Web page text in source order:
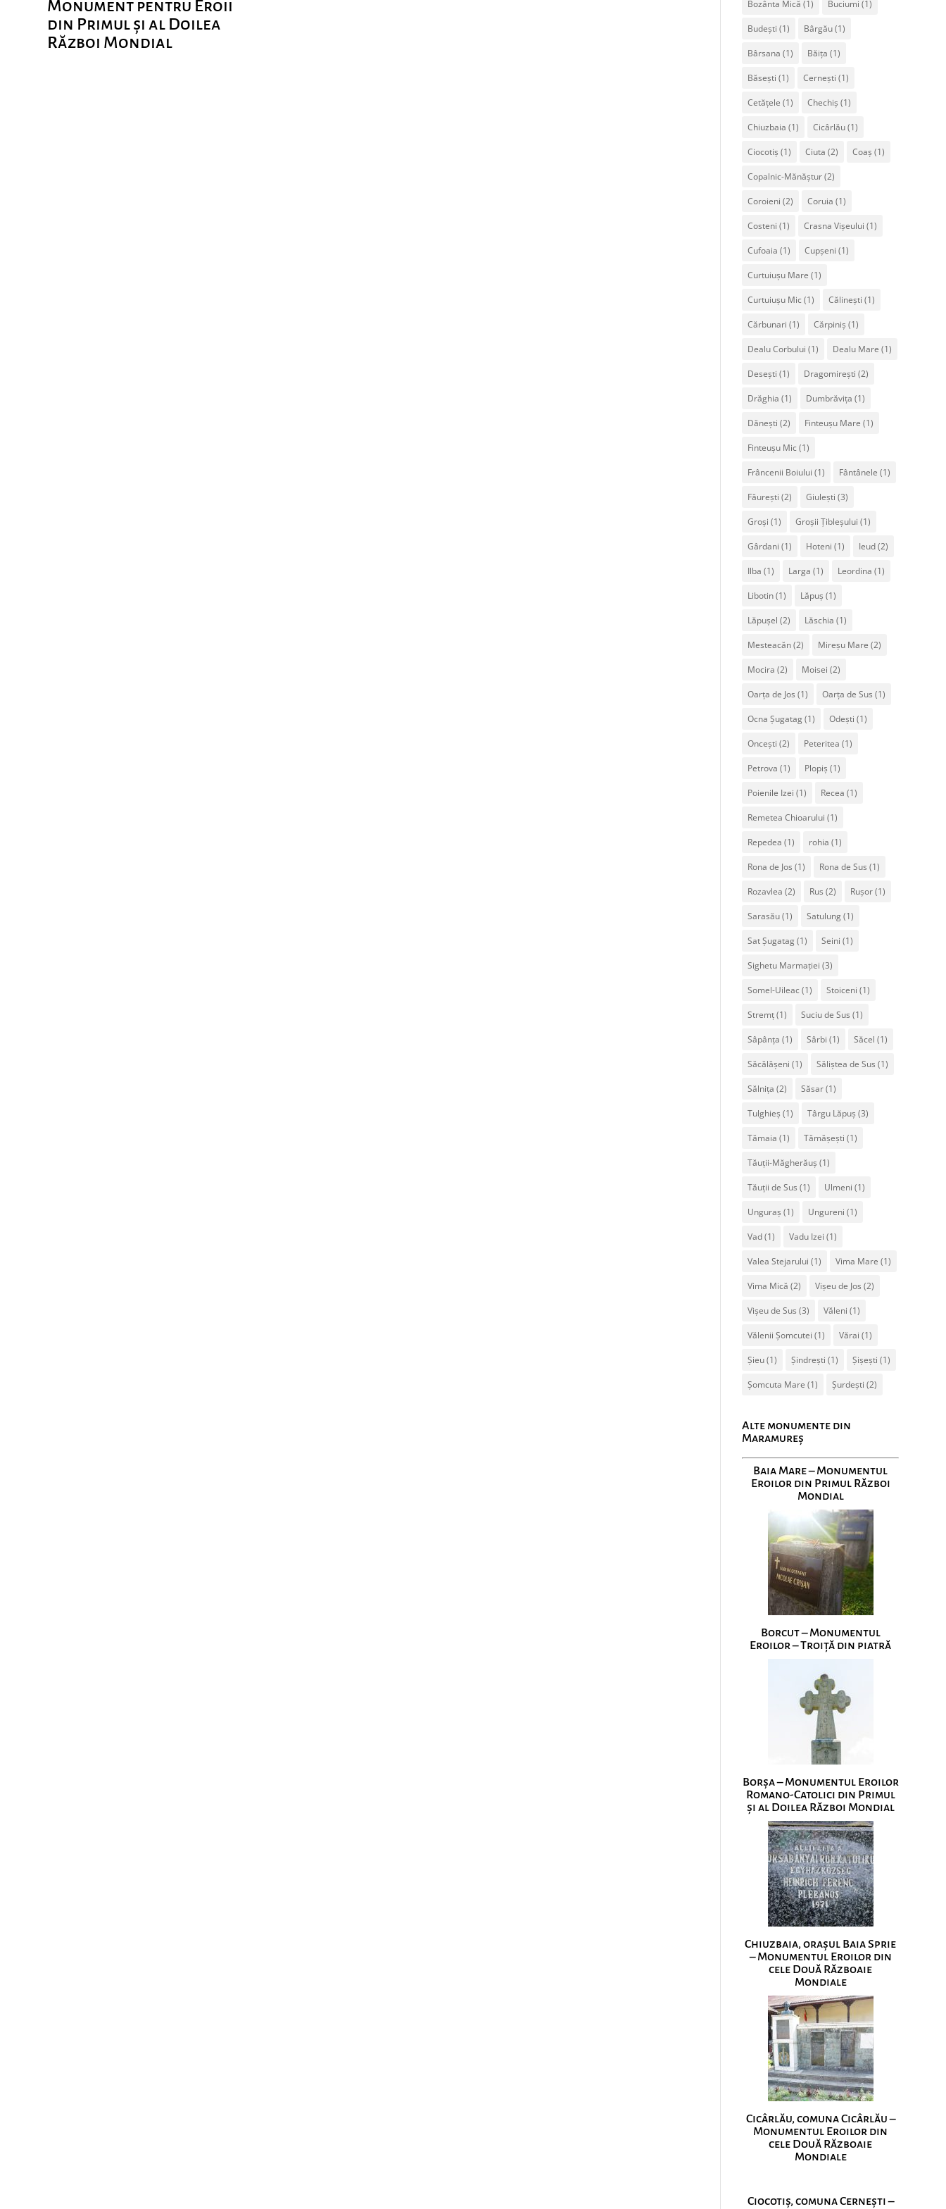
Monument pentru Eroii
din Primul și al Doilea
Război Mondial
Bozânta Mică (1) Buciumi (1)
Budești (1) Bârgău(1)
Bârsana (1) Băița (1)
Băsești (1) Cernești (1)
Cetățele (1) Chechiș (1)
Chiuzbaia (1) Cicârlău(1)
Ciocotiș (1) Ciuta (2) Coaș (1)
Copalnic-Mănăștur(2)
Coroieni (2) Coruia (1)
Costeni (1) Crasna Vișeului (1)
Cufoaia (1) Cupșeni (1)
Curtuiușu Mare (1)
Curtuiușu Mic(1) Călinești (1)
Cărbunari (1) Cărpiniș (1)
Dealu Corbului (1) Dealu Mare (1)
Desești (1) Dragomirești (2)
Drăghia (1) Dumbrăvița (1)
Dănești (2) Finteușu Mare (1)
Finteușu Mic(1)
Frâncenii Boiului (1) Fântânele (1)
Făurești (2) Giulești (3)
Groși (1) Groșii Țibleșului (1)
Gârdani (1) Hoteni (1) Ieud(2)
Ilba (1) Larga (1) Leordina (1)
Libotin(1) Lăpuș (1)
Lăpușel (2) Lăschia (1)
Mesteacăn(2) Mireșu Mare (2)
Mocira (2) Moisei (2)
Oarța de Jos (1) Oarța de Sus (1)
Ocna Șugatag(1) Odești (1)
Oncești (2) Peteritea (1)
Petrova (1) Plopiș (1)
Poienile Izei (1) Recea (1)
Remetea Chioarului (1)
Repedea (1) rohia (1)
Rona de Jos (1) Rona de Sus (1)
Rozavlea (2) Rus (2) Rușor(1)
Sarasău(1) Satulung(1)
Sat Șugatag(1) Seini (1)
Sighetu Marmației (3)
Somel-Uileac(1) Stoiceni (1)
Stremț(1) Suciu de Sus (1)
Sâpânța (1) Sârbi (1) Săcel (1)
Săcălășeni (1) Săliștea de Sus (1)
Sălnița (2) Săsar(1)
Tulghieș (1) Târgu Lăpuș (3)
Tămaia (1) Tămășești (1)
Tăuții-Măgherăuș (1)
Tăuții de Sus (1) Ulmeni (1)
Unguraș (1) Ungureni (1)
Vad(1) Vadu Izei (1)
Valea Stejarului (1) Vima Mare (1)
Vima Mică (2) Vișeu de Jos (2)
Vișeu de Sus (3) Văleni (1)
Vălenii Șomcutei (1) Vărai (1)
Șieu(1) Șindrești (1) Șișești (1)
Șomcuta Mare (1) Șurdești (2)
Alte monumente din
Maramureș
Baia Mare – Monumentul
Eroilor din Primul Război
Mondial
Borcut – Monumentul
Eroilor – Troiță din piatră
Borșa – Monumentul Eroilor
Romano-Catolici din Primul
și al Doilea Război Mondial
Chiuzbaia, orașul Baia Sprie
– Monumentul Eroilor din
cele Două Războaie
Mondiale
Cicârlău, comuna Cicârlău –
Monumentul Eroilor din
cele Două Războaie
Mondiale
Ciocotiș, comuna Cernești –